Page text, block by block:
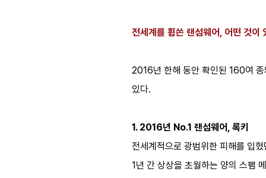
전세계를 휩쓴 랜섬웨어, 어떤 것이
2016년 한해 동안 확인된 160여
있다.
1. 2016년 No.1 랜섬웨어, 록키
전세계적으로 광범위한 피해를 입
1년 간 상상을 초월하는 양의 스팸